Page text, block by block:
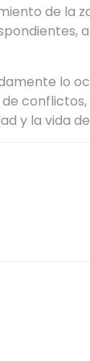
de la
lo
y la vida